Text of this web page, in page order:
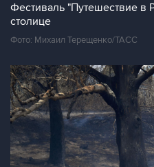
Фестиваль "Путешествие в
столице
Фото: Михаил Терещенко/ТАСС